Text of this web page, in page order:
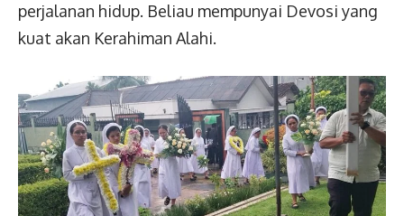
perjalanan hidup. Beliau mempunyai Devosi yang
kuat akan Kerahiman Alahi.